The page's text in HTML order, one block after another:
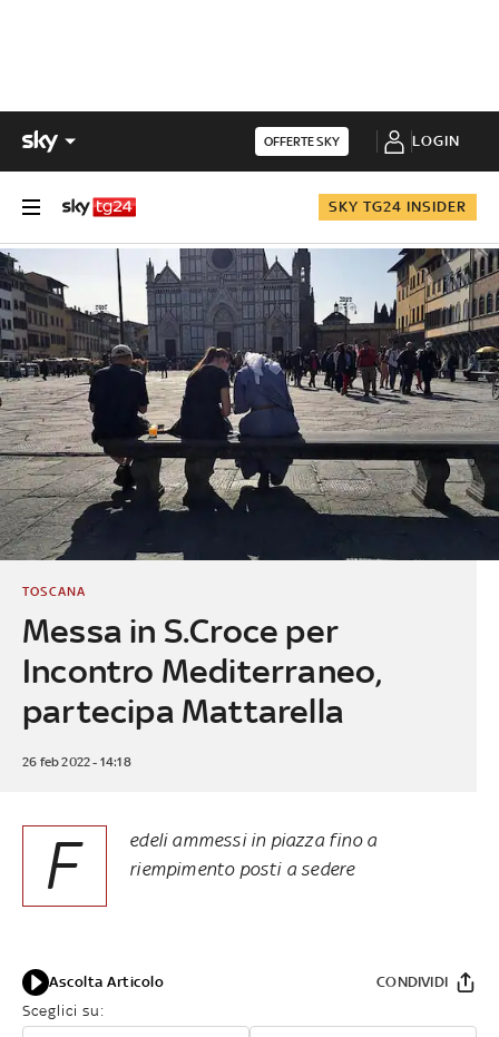
OFFERTE SKY LOGIN
SKY TG24 INSIDER
Messa in S.Croce per
Incontro Mediterraneo,
partecipa Mattarella
TOSCANA
26 feb 2022 - 14:18
F
edeli ammessi in piazza fino a
riempimento posti a sedere
Ascolta Articolo
Sceglici su:
CONDIVIDI